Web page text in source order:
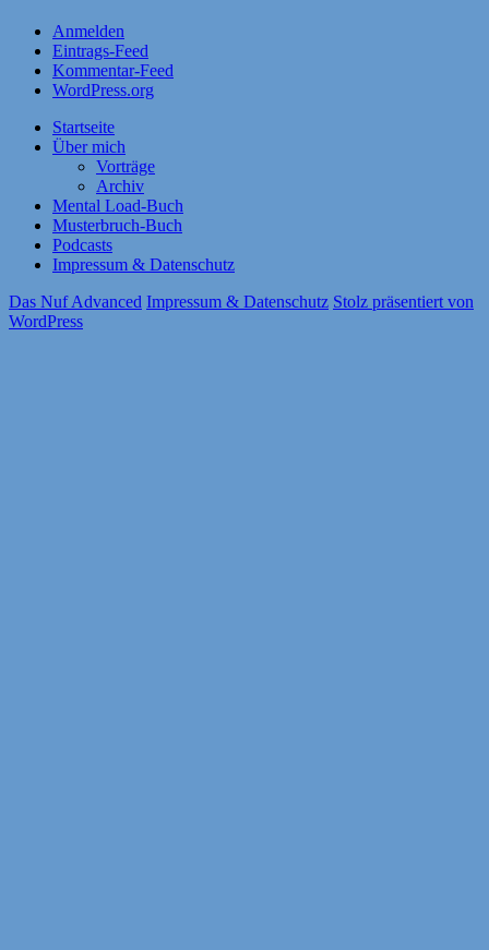
Anmelden
Eintrags-Feed
Kommentar-Feed
WordPress.org
Startseite
Über mich
Vorträge
Archiv
Mental Load-Buch
Musterbruch-Buch
Podcasts
Impressum & Datenschutz
Das Nuf Advanced Impressum & Datenschutz Stolz präsentiert von
WordPress